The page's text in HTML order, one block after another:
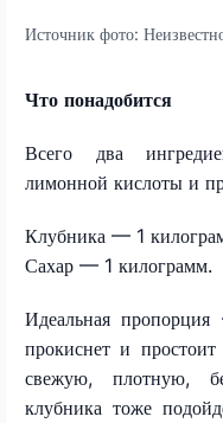
Источник фото:
Что понадобится
Всего два
лимонной кислоты и
Клубника — 1
Сахар — 1 килограмм.
Идеальная
прокиснет и
свежую, плотную,
клубника тоже